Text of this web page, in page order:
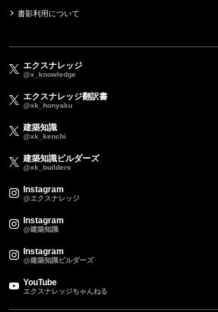
書影利用について
エクスナレッジ
@x_knowledge
エクスナレッジ翻訳書
@xk_honyaku
建築知識
@xk_kenchi
建築知識ビルダーズ
@xk_builders
Instagram
@エクスナレッジ
Instagram
@建築知識
Instagram
@建築知識ビルダーズ
YouTube
エクスナレッジちゃんねる